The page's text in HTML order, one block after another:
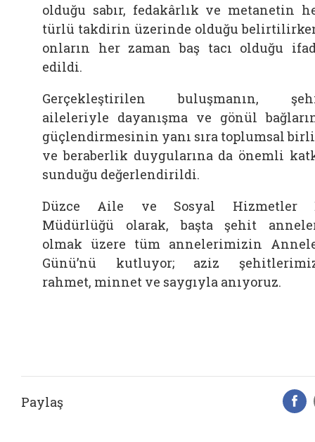
olduğu sabır, fedakârlık ve metanetin
türlü takdirin üzerinde olduğu
onların her zaman baş tacı olduğu
edildi.
Gerçekleştirilen buluşmanın,
aileleriyle dayanışma ve gönül
güçlendirmesinin yanı sıra toplumsal
ve beraberlik duygularına da önemli
sunduğu değerlendirildi.
Düzce Aile ve Sosyal Hizmetler
Müdürlüğü olarak, başta şehit
olmak üzere tüm annelerimizin
Günü’nü kutluyor; aziz
rahmet, minnet ve saygıyla anıyoruz.
Paylaş